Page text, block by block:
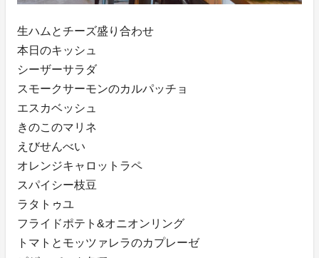
生ハムとチーズ盛り合わせ
本日のキッシュ
シーザーサラダ
スモークサーモンのカルパッチョ
エスカベッシュ
きのこのマリネ
えびせんべい
オレンジキャロットラペ
スパイシー枝豆
ラタトゥユ
フライドポテト&オニオンリング
トマトとモッツァレラのカプレーゼ